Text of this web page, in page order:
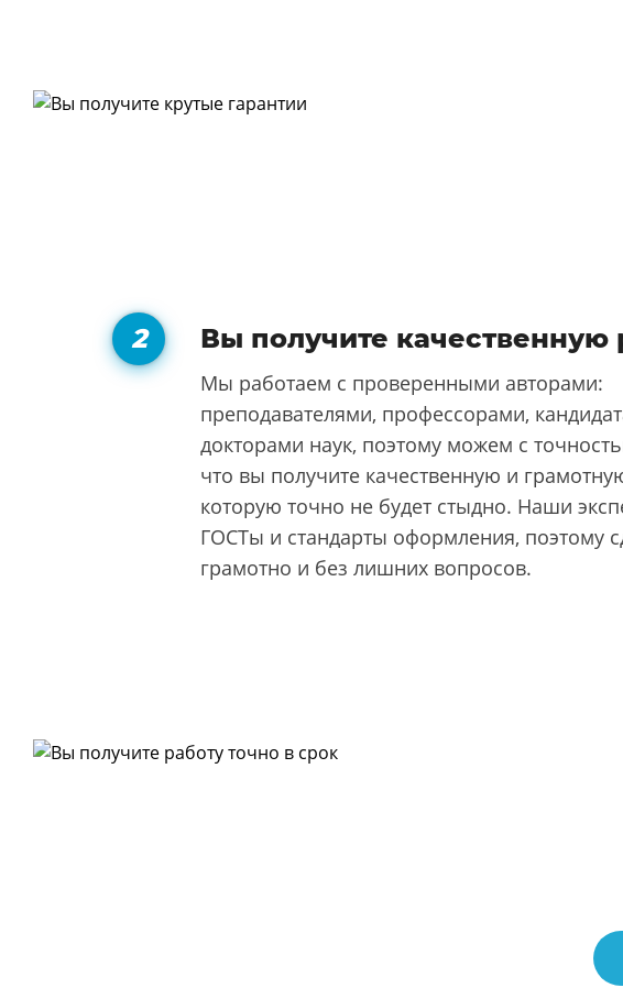
Вы получите качественную
Мы работаем с проверенными авторами:
преподавателями, профессорами,
докторами наук, поэтому можем с
что вы получите качественную и
которую точно не будет стыдно. Наши
ГОСТы и стандарты оформления, поэтому
грамотно и без лишних вопросов.